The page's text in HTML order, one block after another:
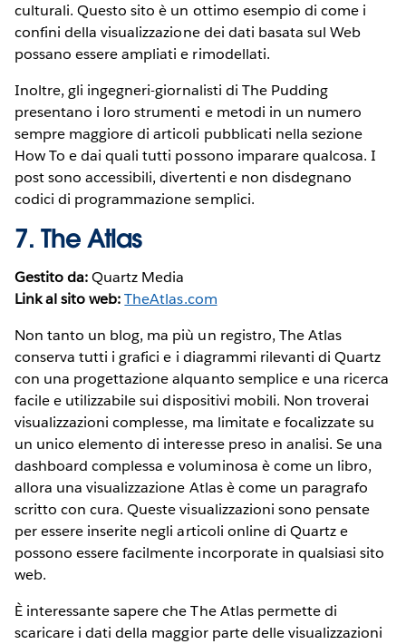
culturali. Questo sito è un ottimo esempio di come i
confini della visualizzazione dei dati basata sul Web
possano essere ampliati e rimodellati.
Inoltre, gli ingegneri-giornalisti di The Pudding
presentano i loro strumenti e metodi in un numero
sempre maggiore di articoli pubblicati nella sezione
How To e dai quali tutti possono imparare qualcosa. I
post sono accessibili, divertenti e non disdegnano
codici di programmazione semplici.
7. The Atlas
Gestito da:Quartz Media
Link al sito web: TheAtlas.com
Non tanto un blog, ma più un registro, The Atlas
conserva tutti i grafici e i diagrammi rilevanti di Quartz
con una progettazione alquanto semplice e una ricerca
facile e utilizzabile sui dispositivi mobili. Non troverai
visualizzazioni complesse, ma limitate e focalizzate su
un unico elemento di interesse preso in analisi. Se una
dashboard complessa e voluminosa è come un libro,
allora una visualizzazione Atlas è come un paragrafo
scritto con cura. Queste visualizzazioni sono pensate
per essere inserite negli articoli online di Quartz e
possono essere facilmente incorporate in qualsiasi sito
web.
È interessante sapere che The Atlas permette di
scaricare i dati della maggior parte delle visualizzazioni